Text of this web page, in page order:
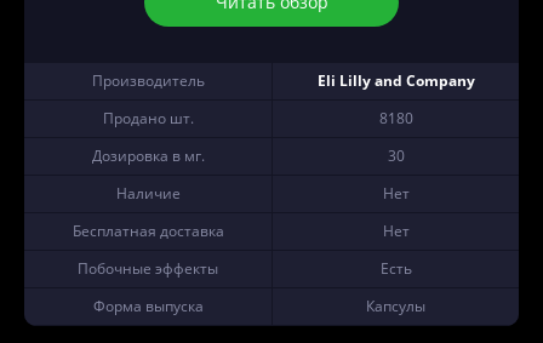
Производитель
Eli Lilly and Company
Продано шт.
8180
Дозировка в мг.
30
Наличие
Нет
Бесплатная доставка
Нет
Побочные эффекты
Есть
Форма выпуска
Капсулы